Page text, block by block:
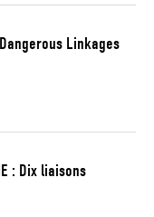
Linkages
: Dix liaisons